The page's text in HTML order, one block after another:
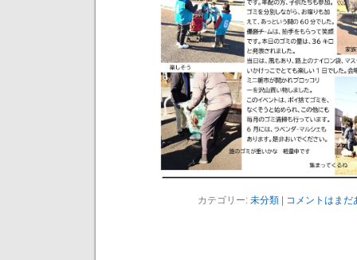
カテゴリー: 未分類| コメントはまだ